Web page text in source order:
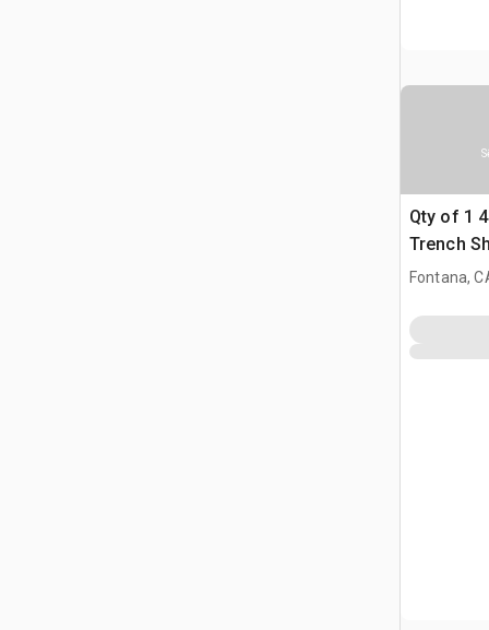
Qty of 1
Trench
Fontana,